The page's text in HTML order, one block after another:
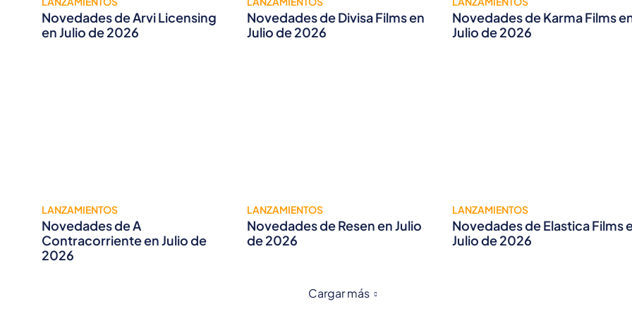
Novedades de Arvi Licensing
en Julio de 2026
Novedades de Divisa Films en
Julio de 2026
Novedades de Karma Films
Julio de 2026
LANZAMIENTOS
Novedades de A
Contracorriente en Julio de
2026
LANZAMIENTOS
Novedades de Resen en Julio
de 2026
LANZAMIENTOS
Novedades de Elastica Films
Julio de 2026
Cargar más